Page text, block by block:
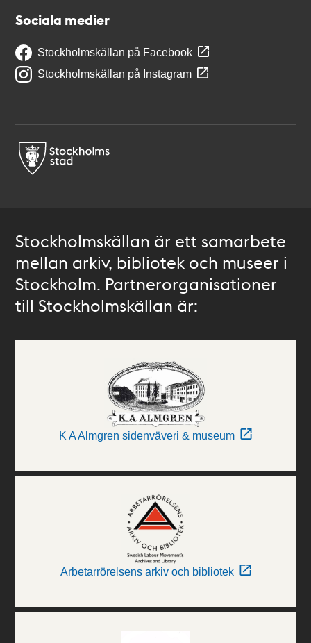
Sociala medier
Stockholmskällan på Facebook
Stockholmskällan på Instagram
Stockholmskällan är ett samarbete
mellan arkiv, bibliotek och museer i
Stockholm. Partnerorganisationer
till Stockholmskällan är:
K A Almgren sidenväveri & museum
Arbetarrörelsens arkiv och bibliotek